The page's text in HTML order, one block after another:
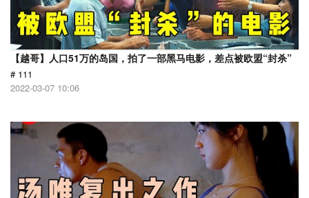
【越哥】人口51万的岛国，拍了一部黑马电影，差点被欧盟“封杀”
# 111
2022-03-07 10:06